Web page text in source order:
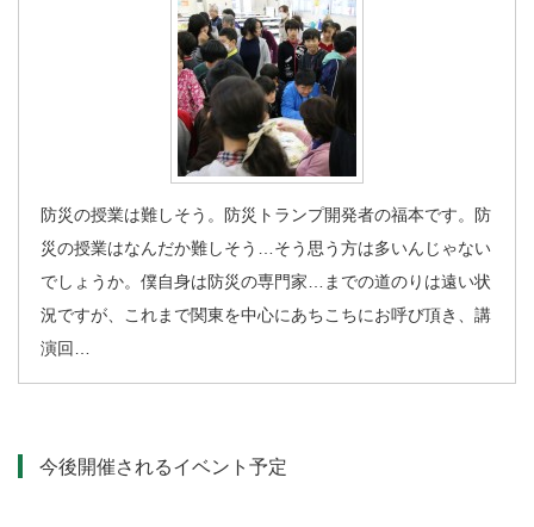
防災の授業は難しそう。防災トランプ開発者の福本です。防
災の授業はなんだか難しそう…そう思う方は多いんじゃない
でしょうか。僕自身は防災の専門家…までの道のりは遠い状
況ですが、これまで関東を中心にあちこちにお呼び頂き、講
演回…
今後開催されるイベント予定